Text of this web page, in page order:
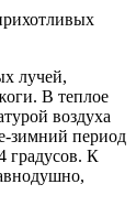
лучей,
В теплое
воздуха
зимний период
градусов. К